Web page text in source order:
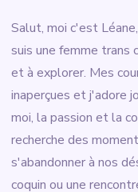
Salut, moi c'est
suis une femme trans
et à explorer. Mes
inaperçues et j'adore
moi, la passion et la
recherche des
s'abandonner à nos
coquin ou une